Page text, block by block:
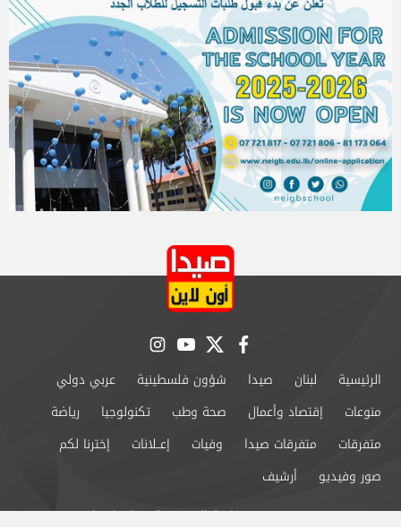
facebook
twitter
youtube
instagram
الرئيسية لبنان صيدا شؤون فلسطينية
عربي دولي
منوعات
إقتصاد وأعمال صحة وطب تكنولوجيا
رياضة
متفرقات
متفرقات صيدا وفيات إعــلانات
إخترنا لكم
صور وفيديو
أرشيف
من نحن
سياسة الخصوصية اتصل بنا